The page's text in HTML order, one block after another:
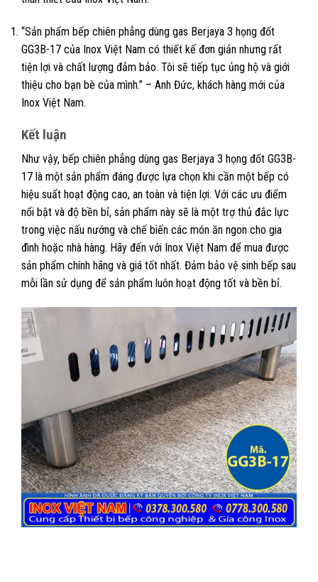
“Sản phẩm bếp chiên phẳng dùng gas Berjaya 3 họng đốt
GG3B-17 của Inox Việt Nam có thiết kế đơn giản nhưng rất
tiện lợi và chất lượng đảm bảo. Tôi sẽ tiếp tục ủng hộ và giới
thiệu cho bạn bè của mình.” – Anh Đức, khách hàng mới của
Inox Việt Nam.
Kết luận
Như vậy, bếp chiên phẳng dùng gas Berjaya 3 họng đốt GG3B-
17 là một sản phẩm đáng được lựa chọn khi cần một bếp có
hiệu suất hoạt động cao, an toàn và tiện lợi. Với các ưu điểm
nổi bật và độ bền bỉ, sản phẩm này sẽ là một trợ thủ đắc lực
trong việc nấu nướng và chế biến các món ăn ngon cho gia
đình hoặc nhà hàng. Hãy đến với Inox Việt Nam để mua được
sản phẩm chính hãng và giá tốt nhất. Đảm bảo vệ sinh bếp sau
mỗi lần sử dụng để sản phẩm luôn hoạt động tốt và bền bỉ.